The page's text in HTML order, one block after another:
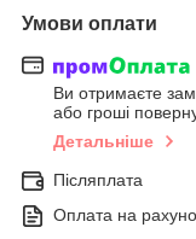
Умови оплати
Ви отримаєте
або гроші
Детальніше
Післяплата
Оплата на